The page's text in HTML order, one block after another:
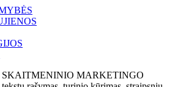
MARKETINGO